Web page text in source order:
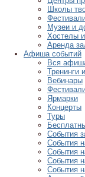
Школы
Музеи и
Хостелы
Аренда
Афиша событий
Вся
Тренинги
Вебинары
Ярмарки
Концерты
Туры
События
События
События
События
События